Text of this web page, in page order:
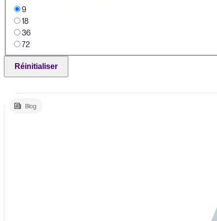
9
18
36
72
Réinitialiser
Blog